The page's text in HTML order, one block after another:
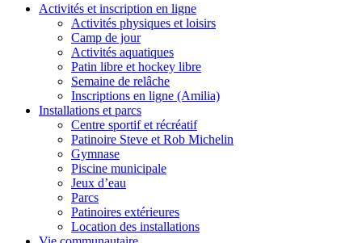
Activités et inscription en ligne
Activités physiques et loisirs
Camp de jour
Activités aquatiques
Patin libre et hockey libre
Semaine de relâche
Inscriptions en ligne (Amilia)
Installations et parcs
Centre sportif et récréatif
Patinoire Steve et Rob Michelin
Gymnase
Piscine municipale
Jeux d’eau
Parcs
Patinoires extérieures
Location des installations